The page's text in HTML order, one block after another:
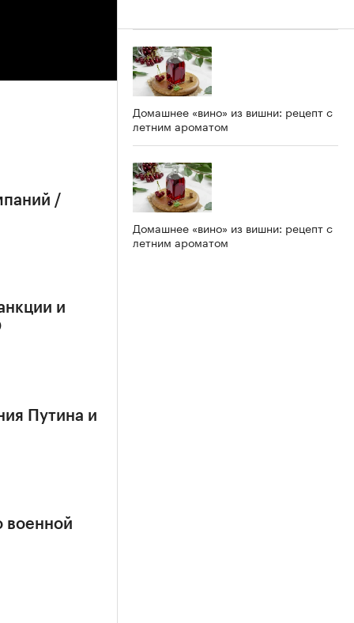
/
и
Путина и
военной
Домашнее «вино» из вишни: рецепт с
летним ароматом
Домашнее «вино» из вишни: рецепт с
летним ароматом